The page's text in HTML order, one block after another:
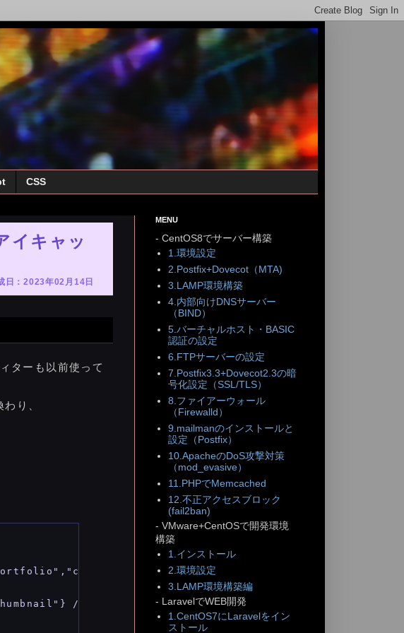
CSS
イキャッ
日：2023年02月14日
ターも以前使って
り、
/--></li>
MENU
- CentOS8でサーバー構築
1.環境設定
2.Postfix+Dovecot（MTA)
3.LAMP環境構築
4.内部向けDNSサーバー
（BIND）
5.バーチャルホスト・BASIC
認証の設定
6.FTPサーバーの設定
7.Postfix3.3+Dovecot2.3の暗
号化設定（SSL/TLS）
8.ファイアーウォール
（Firewalld）
9.mailmanのインストールと
設定（Postfix）
10.ApacheのDoS攻撃対策
（mod_evasive）
11.PHPでMemcached
12.不正アクセスブロック
(fail2ban)
- VMware+CentOSで開発環境
構築
1.インストール
2.環境設定
3.LAMP環境構築編
- LaravelでWEB開発
1.CentOS7にLaravelをイン
ストール